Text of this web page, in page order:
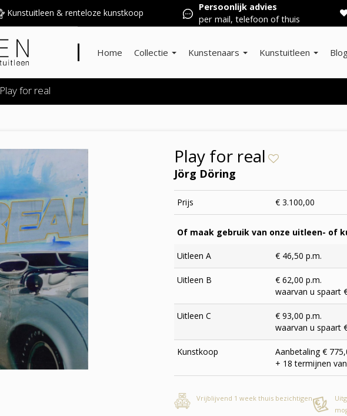
Kunstuitleen & renteloze kunstkoop
Persoonlijk advies
per mail, telefoon of thuis
Home Collectie Kunstenaars Kunstuitleen
Play for real
Play for real
Jörg Döring
Prijs € 3.100,00
Of maak gebruik van onze uitleen- of
Uitleen A € 46,50 p.m.
Uitleen B
€ 62,00 p.m.
waarvan u spaart
Uitleen C
€ 93,00 p.m.
waarvan u spaart
Kunstkoop
Aanbetaling €
+ 18 termijnen
Vrijblijvend 1 week thuis bezichtigen